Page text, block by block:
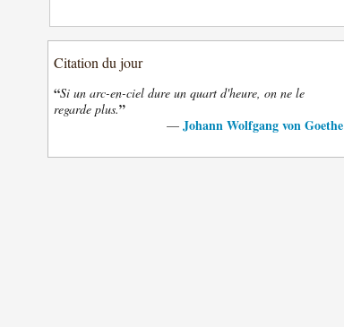
Citation du jour
“Si un arc-en-ciel dure un quart d'heure, on ne le
regarde plus.”
— Johann Wolfgang von Goethe